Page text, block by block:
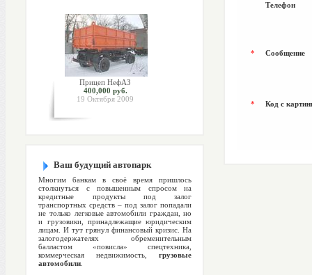
Прицеп НефАЗ
400,000 руб.
19 Октября 2009
Ваш будущий автопарк
Многим банкам в своё время пришлось
столкнуться с повышенным спросом на
кредитные продукты под залог
транспортных средств – под залог попадали
не только легковые автомобили граждан, но
и грузовики, принадлежащие юридическим
лицам. И тут грянул финансовый кризис. На
залогодержателях обременительным
балластом «повисла» спецтехника,
коммерческая недвижимость,грузовые
автомобили
Телефон
* Сообщение
* Код с